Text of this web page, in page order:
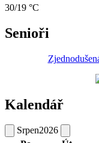
30/19 °C
Senioři
Kalendář
Srpen2026